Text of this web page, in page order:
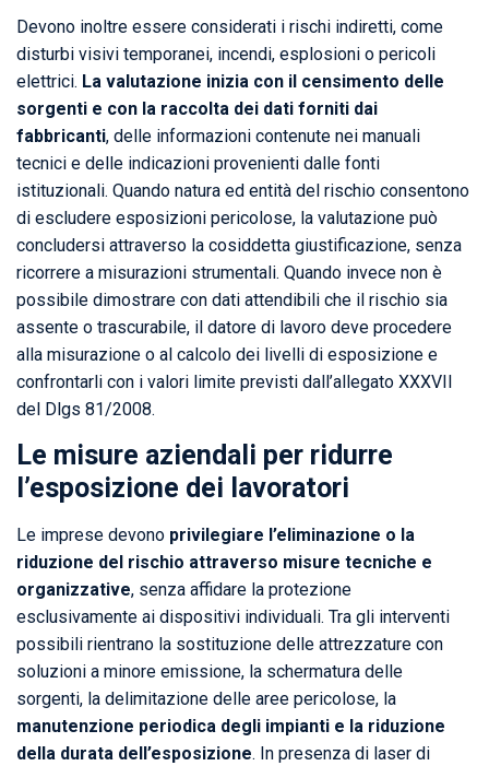
Devono inoltre essere considerati i rischi indiretti, come
disturbi visivi temporanei, incendi, esplosioni o pericoli
elettrici. La valutazione inizia con il censimento delle
sorgenti e con la raccolta dei dati forniti dai
fabbricanti, delle informazioni contenute nei manuali
tecnici e delle indicazioni provenienti dalle fonti
istituzionali. Quando natura ed entità del rischio consentono
di escludere esposizioni pericolose, la valutazione può
concludersi attraverso la cosiddetta giustificazione, senza
ricorrere a misurazioni strumentali. Quando invece non è
possibile dimostrare con dati attendibili che il rischio sia
assente o trascurabile, il datore di lavoro deve procedere
alla misurazione o al calcolo dei livelli di esposizione e
confrontarli con i valori limite previsti dall’allegato XXXVII
del Dlgs 81/2008.
Le misure aziendali per ridurre
l’esposizione dei lavoratori
Le imprese devono privilegiare l’eliminazione o la
riduzione del rischio attraverso misure tecniche e
organizzative, senza affidare la protezione
esclusivamente ai dispositivi individuali. Tra gli interventi
possibili rientrano la sostituzione delle attrezzature con
soluzioni a minore emissione, la schermatura delle
sorgenti, la delimitazione delle aree pericolose, la
manutenzione periodica degli impianti e la riduzione
della durata dell’esposizione. In presenza di laser di